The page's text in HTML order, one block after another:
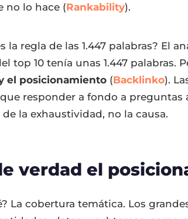
no lo hace (Rankability).
la regla de las 1.447 palabras? El
top 10 tenía unas 1.447 palabras.
el posicionamiento (Backlinko).
responder a fondo a
la exhaustividad, no la causa.
verdad el
La cobertura temática. Los